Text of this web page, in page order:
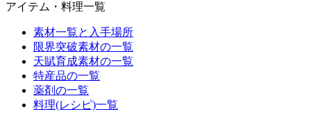
アイテム・料理一覧
素材一覧と入手場所
限界突破素材の一覧
天賦育成素材の一覧
特産品の一覧
薬剤の一覧
料理(レシピ)一覧